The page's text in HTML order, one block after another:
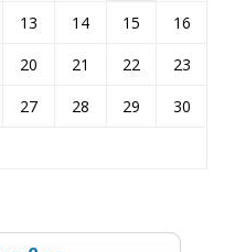
13 14 15
16
20 21 22
23
27 28 29
30